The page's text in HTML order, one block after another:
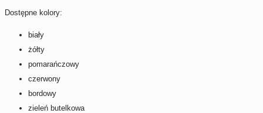
Dostępne kolory:
biały
żółty
pomarańczowy
czerwony
bordowy
zieleń butelkowa